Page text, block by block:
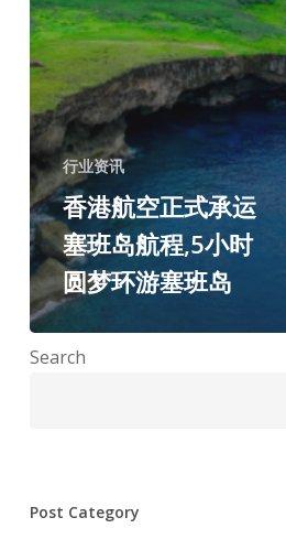
行业资讯
香港航空正式承运
塞班岛航程,5小时
圆梦环游塞班岛
Search
Post Category